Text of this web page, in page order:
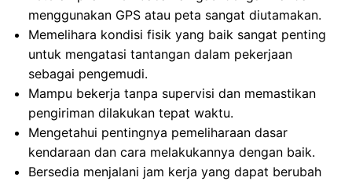
menggunakan GPS atau peta sangat diutamakan.
Memelihara kondisi fisik yang baik sangat penting
untuk mengatasi tantangan dalam pekerjaan
sebagai pengemudi.
Mampu bekerja tanpa supervisi dan memastikan
pengiriman dilakukan tepat waktu.
Mengetahui pentingnya pemeliharaan dasar
kendaraan dan cara melakukannya dengan baik.
Bersedia menjalani jam kerja yang dapat berubah